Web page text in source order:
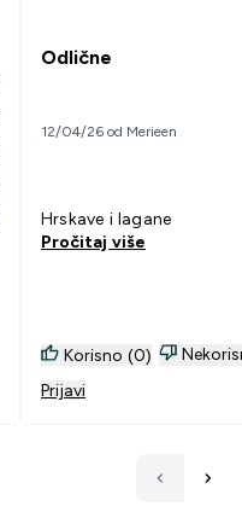
Odlične
12/04/26 od Merieen
Hrskave i lagane
Pročitaj više
Korisno (0)
Prijavi